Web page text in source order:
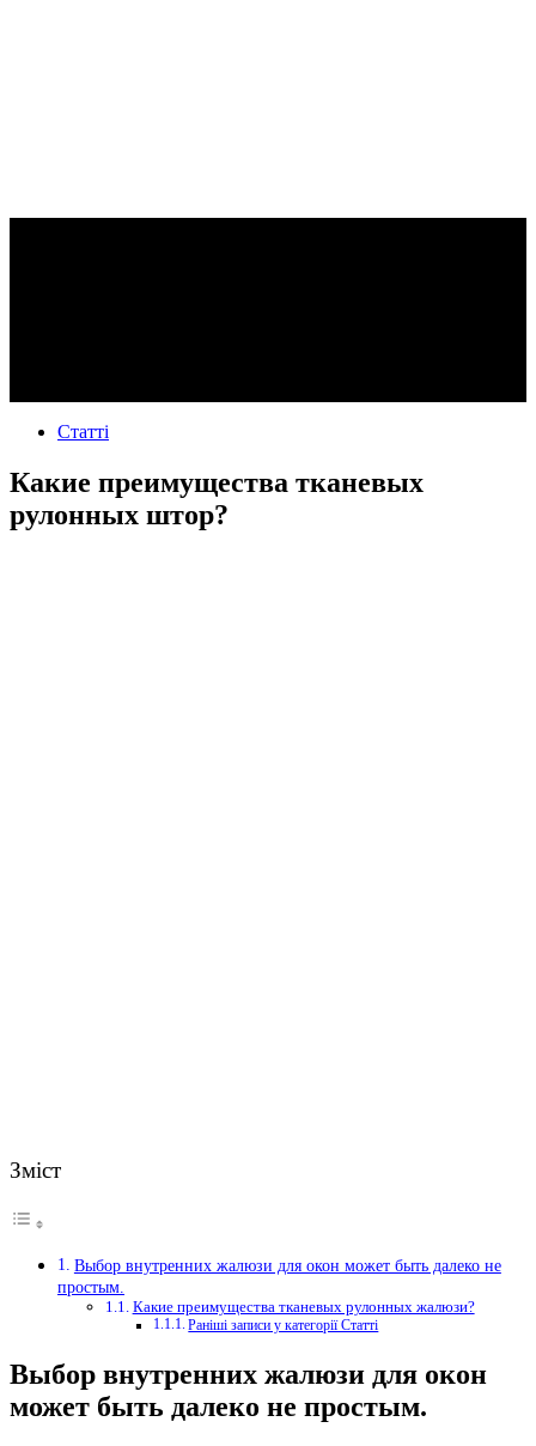
Статті
Какие преимущества тканевых
рулонных штор?
Зміст
Выбор внутренних жалюзи для окон может быть далеко не
простым.
Какие преимущества тканевых рулонных жалюзи?
Раніші записи у категорії Статті
Выбор внутренних жалюзи для окон
может быть далеко не простым.